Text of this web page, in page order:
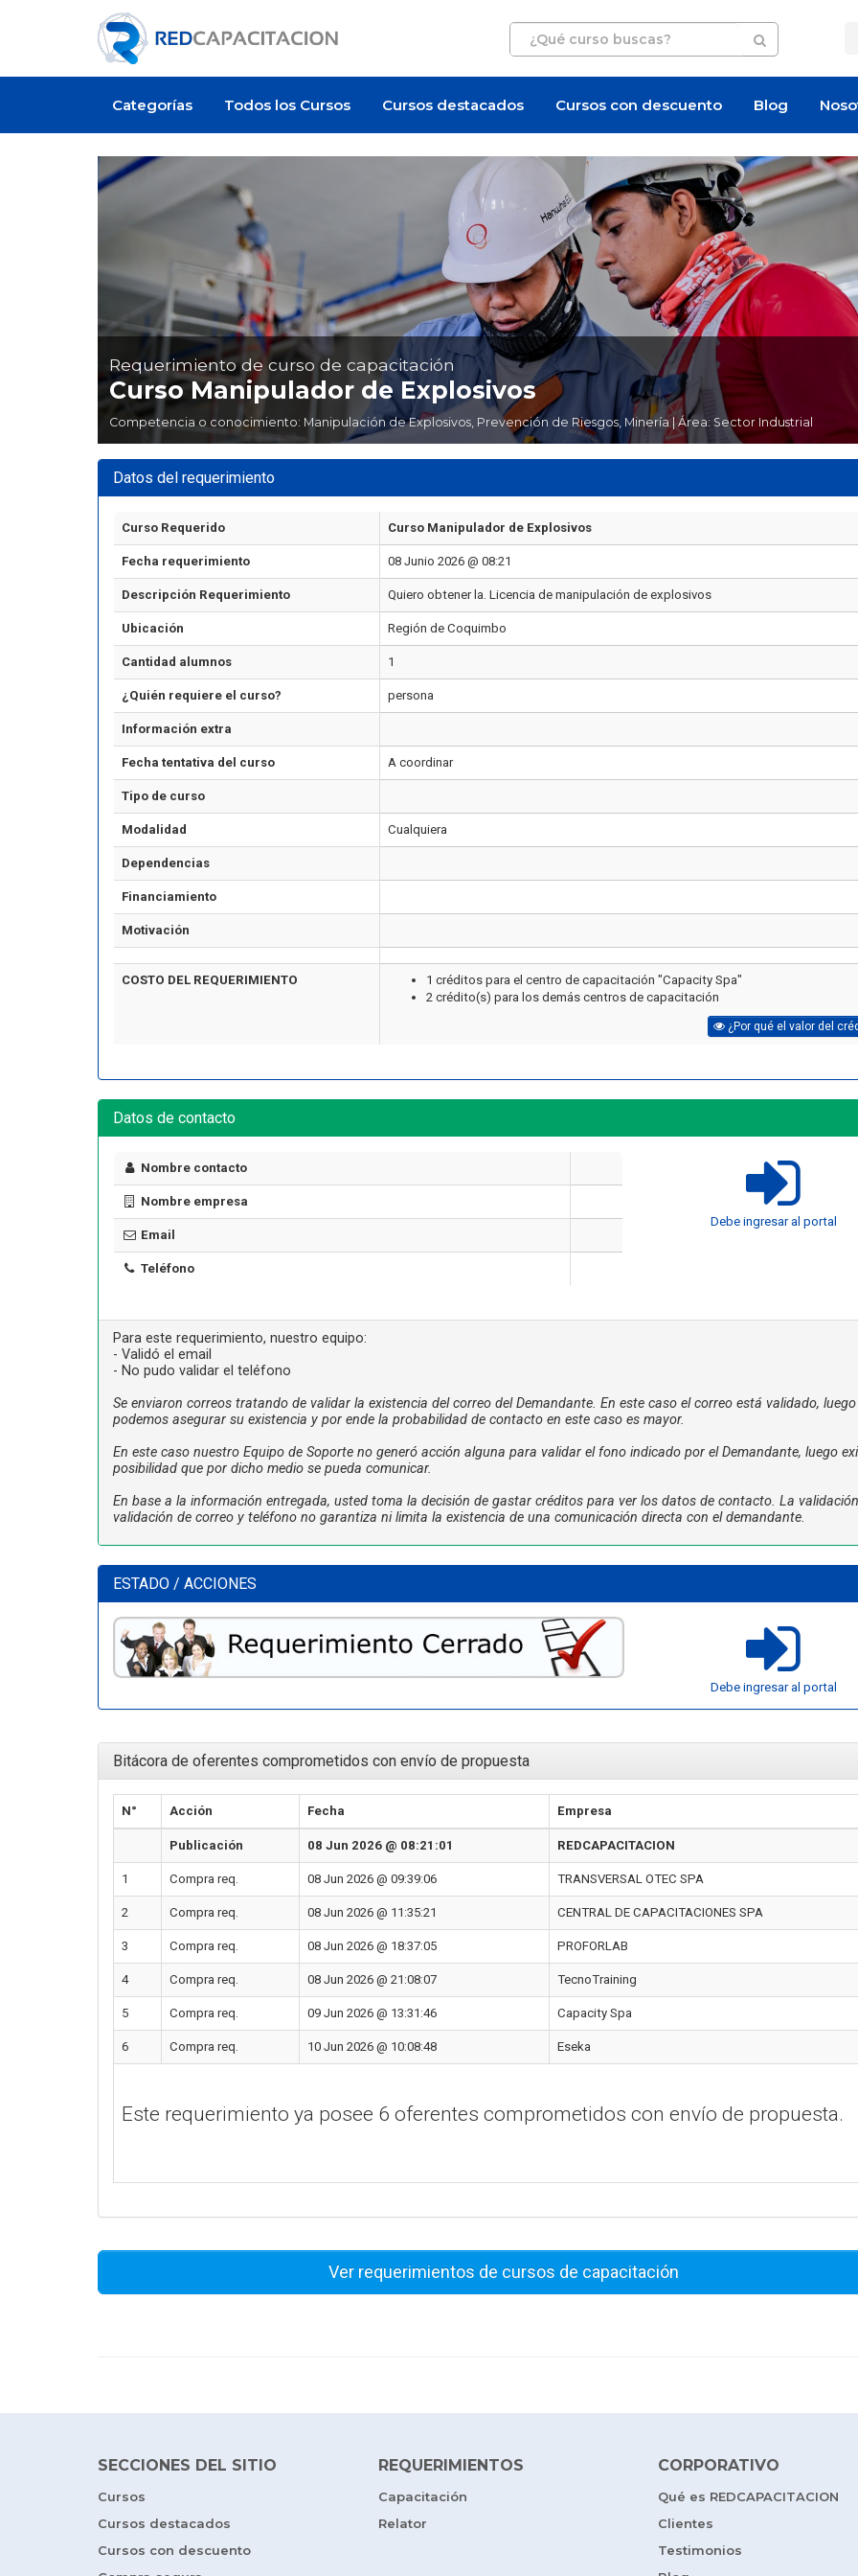
Categorías Todos los Cursos Cursos destacados Cursos con descuento Blog
Requerimiento de curso de capacitación
Curso Manipulador de Explosivos
Competencia o conocimiento: Manipulación de Explosivos, Prevención de Riesgos, Minería | Área: Sector Industrial
Datos del requerimiento
Curso Requerido Curso Manipulador de Explosivos
Fecha requerimiento 08 Junio 2026 @ 08:21
Descripción Requerimiento Quiero obtener la. Licencia de manipulación de explosivos
Ubicación Región de Coquimbo
Cantidad alumnos 1
¿Quién requiere el curso? persona
Información extra
Fecha tentativa del curso A coordinar
Tipo de curso
Modalidad Cualquiera
Dependencias
Financiamiento
Motivación
COSTO DEL REQUERIMIENTO
1 créditos para el centro de capacitación "Capacity Spa"
2 crédito(s) para los demás centros de capacitación
¿Por qué el valor del
Datos de contacto
Nombre contacto
Nombre empresa
Email
Teléfono
Debe ingresar al portal
Para este requerimiento, nuestro equipo:
- Validó el email
- No pudo validar el teléfono
Se enviaron correos tratando de validar la existencia del correo del Demandante. En este caso el correo está validado, luego
podemos asegurar su existencia y por ende la probabilidad de contacto en este caso es mayor.
En este caso nuestro Equipo de Soporte no generó acción alguna para validar el fono indicado por el Demandante, luego
posibilidad que por dicho medio se pueda comunicar.
En base a la información entregada, usted toma la decisión de gastar créditos para ver los datos de contacto. La
validación de correo y teléfono no garantiza ni limita la existencia de una comunicación directa con el demandante.
ESTADO / ACCIONES
Debe ingresar al portal
Bitácora de oferentes comprometidos con envío de propuesta
N° Acción Fecha Empresa
Publicación 08 Jun 2026 @ 08:21:01 REDCAPACITACION
1 Compra req. 08 Jun 2026 @ 09:39:06 TRANSVERSAL OTEC SPA
2 Compra req. 08 Jun 2026 @ 11:35:21 CENTRAL DE CAPACITACIONES SPA
3 Compra req. 08 Jun 2026 @ 18:37:05 PROFORLAB
4 Compra req. 08 Jun 2026 @ 21:08:07 TecnoTraining
5 Compra req. 09 Jun 2026 @ 13:31:46 Capacity Spa
6 Compra req. 10 Jun 2026 @ 10:08:48 Eseka
Este requerimiento ya posee 6 oferentes comprometidos con envío de propuesta.
Ver requerimientos de cursos de capacitación
una Brigada de
en tu Empresa
¿Cuánto cuesta certificarse en
en 2026? El precio real de los
¿Cuánto cuesta un curso de
en 2026? Precios reales y qué
¿Cuánto dura un
SECCIONES DEL SITIO
Cursos
Cursos destacados
Cursos con descuento
REQUERIMIENTOS
Capacitación
Relator
CORPORATIVO
Qué es REDCAPACITACION
Clientes
Testimonios